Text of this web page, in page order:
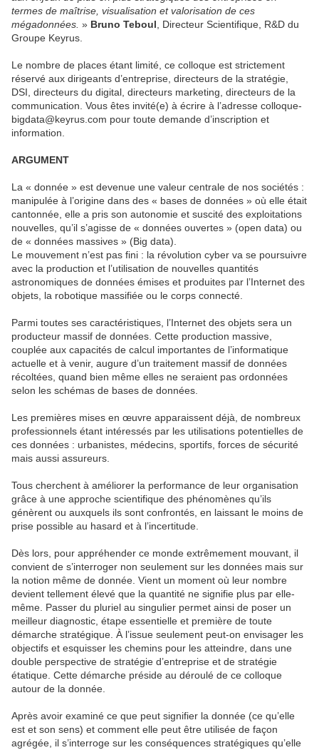
termes de maîtrise, visualisation et valorisation de ces
mégadonnées. » Bruno Teboul , Directeur Scientifique, R&D du
Groupe Keyrus.
Le nombre de places étant limité, ce colloque est strictement
réservé aux dirigeants d’entreprise, directeurs de la stratégie,
DSI, directeurs du digital, directeurs marketing, directeurs de la
communication. Vous êtes invité(e) à écrire à l’adresse colloque-
bigdata@keyrus.com pour toute demande d’inscription et
information.
ARGUMENT
La « donnée » est devenue une valeur centrale de nos sociétés :
manipulée à l’origine dans des « bases de données » où elle était
cantonnée, elle a pris son autonomie et suscité des exploitations
nouvelles, qu’il s’agisse de « données ouvertes » (open data) ou
de « données massives » (Big data).
Le mouvement n’est pas fini : la révolution cyber va se poursuivre
avec la production et l’utilisation de nouvelles quantités
astronomiques de données émises et produites par l’Internet des
objets, la robotique massifiée ou le corps connecté.
Parmi toutes ses caractéristiques, l’Internet des objets sera un
producteur massif de données. Cette production massive,
couplée aux capacités de calcul importantes de l’informatique
actuelle et à venir, augure d’un traitement massif de données
récoltées, quand bien même elles ne seraient pas ordonnées
selon les schémas de bases de données.
Les premières mises en œuvre apparaissent déjà, de nombreux
professionnels étant intéressés par les utilisations potentielles de
ces données : urbanistes, médecins, sportifs, forces de sécurité
mais aussi assureurs.
Tous cherchent à améliorer la performance de leur organisation
grâce à une approche scientifique des phénomènes qu’ils
génèrent ou auxquels ils sont confrontés, en laissant le moins de
prise possible au hasard et à l’incertitude.
Dès lors, pour appréhender ce monde extrêmement mouvant, il
convient de s’interroger non seulement sur les données mais sur
la notion même de donnée. Vient un moment où leur nombre
devient tellement élevé que la quantité ne signifie plus par elle-
même. Passer du pluriel au singulier permet ainsi de poser un
meilleur diagnostic, étape essentielle et première de toute
démarche stratégique. À l’issue seulement peut-on envisager les
objectifs et esquisser les chemins pour les atteindre, dans une
double perspective de stratégie d’entreprise et de stratégie
étatique. Cette démarche préside au déroulé de ce colloque
autour de la donnée.
Après avoir examiné ce que peut signifier la donnée (ce qu’elle
est et son sens) et comment elle peut être utilisée de façon
agrégée, il s’interroge sur les conséquences stratégiques qu’elle